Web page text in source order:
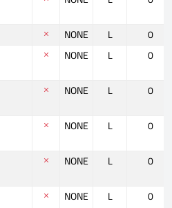
NONE L
0
NONE L
0
NONE L
0
NONE L
0
NONE L
0
NONE L
0